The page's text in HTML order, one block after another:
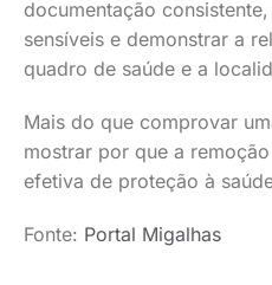
documentação
sensíveis e demonstrar a
quadro de saúde e a
Mais do que comprovar
mostrar por que a
efetiva de proteção à
Fonte: Portal Migalhas